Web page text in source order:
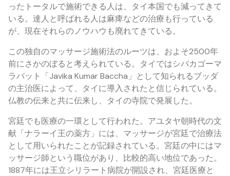
ったトータルで施術できる人は、タイ本国でも減ってきて
いる。達人と呼ばれる人は麻痺などの治療も行っている
が、現在それらのノウハウも廃れてきている。
この独自のマッサージ施術法のルーツは、およそ2500年
前にさかのぼると考えられている。タイではシバカゴーマ
ラバット「Javika Kumar Baccha」として知られるブッダ
の主治医によって、タイに導入されたと信じられている。
仏教の伝来と共に伝来し、タイの寺院で発展した。
宮廷でも医療の一環として行われた。アユタヤ朝時代の文
献「ナラーイ王の薬方」には、マッサージが宮廷で治療法
として用いられたことが記録されている。宮廷の中にはマ
ッサージ師という職位があり、比較的高い地位であった。
1887年には王立シリラート病院が開設され、宮廷医療と